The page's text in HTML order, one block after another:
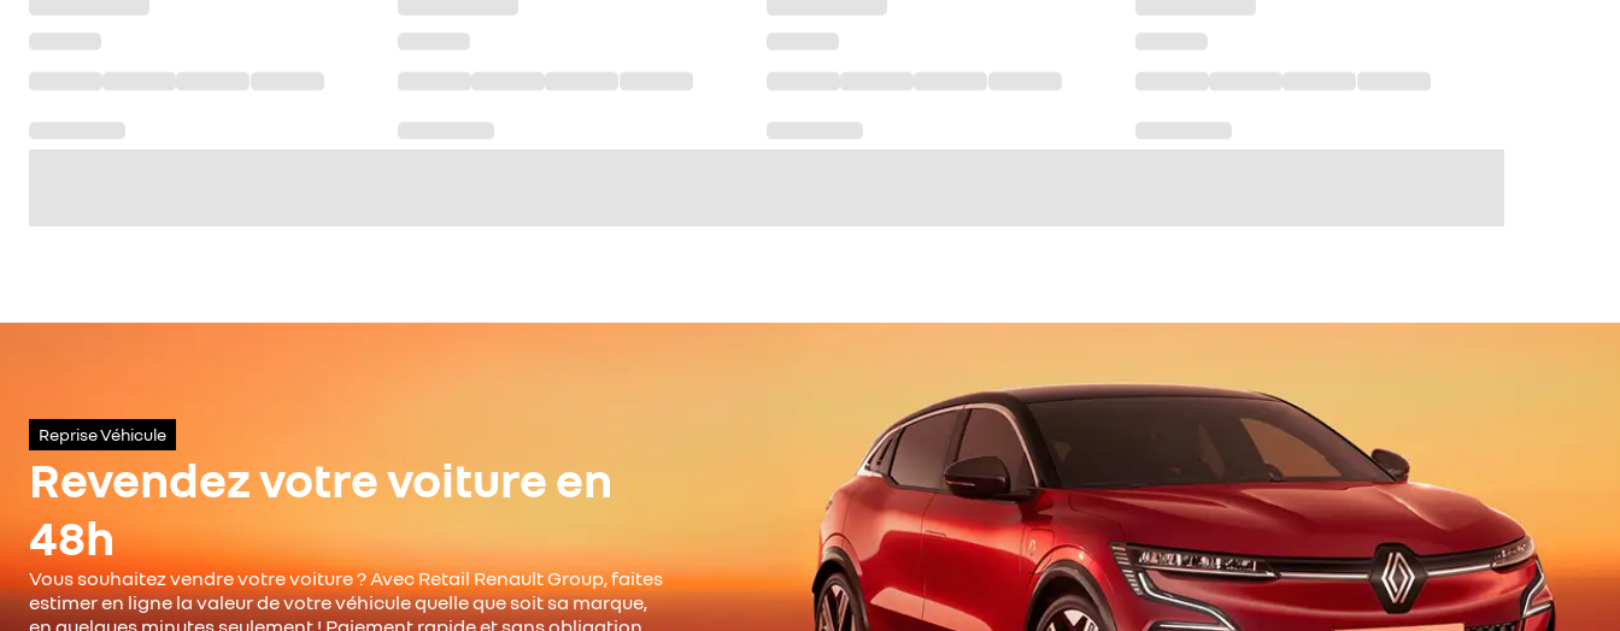
Reprise Véhicule
Revendez votre voiture en
48h
Vous souhaitez vendre votre voiture ? Avec Retail Renault Group, faites
estimer en ligne la valeur de votre véhicule quelle que soit sa marque,